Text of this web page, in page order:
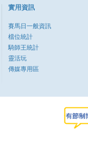
實用資訊
賽馬日一般資訊
檔位統計
騎師王統計
靈活玩
傳媒專用區